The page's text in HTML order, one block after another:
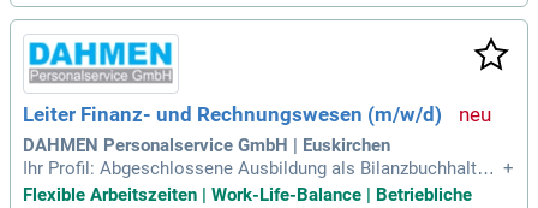
Leiter Finanz- und Rechnungswesen (m/w/d)
DAHMEN Personalservice GmbH | Euskirchen
Ihr Profil: Abgeschlossene Ausbildung als Bilanzbuchhalter
(m/w/d), Finanzbuchhalter (m/w/d), Steuerfachwirt (m/w/d),
+
Flexible Arbeitszeiten | Work-Life-Balance | Betriebliche